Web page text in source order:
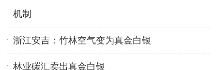
机制
浙江安吉：竹林空气变为真金白银
林业碳汇卖出真金白银